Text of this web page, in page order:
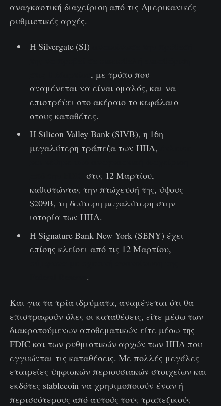
αναγκαστική διαχείριση από τις Αμερικανικές
ρυθμιστικές αρχές.
Η Silvergate (SI)
, με τρόπο που
αναμένεται να είναι ομαλός, και να
επιστρέψει στο ακέραιο το κεφάλαιο
στους καταθέτες.
Η Silicon Valley Bank (SIVB), η 16η
μεγαλύτερη τράπεζα των ΗΠΑ,
στις 12 Μαρτίου,
καθιστώντας την πτώχευσή της, ύψους
$209B, τη δεύτερη μεγαλύτερη στην
ιστορία των ΗΠΑ.
Η Signature Bank New York (SBNY) έχει
επίσης κλείσει από τις 12 Μαρτίου,
.
Και για τα τρία ιδρύματα, αναμένεται ότι θα
επιστραφούν όλες οι καταθέσεις, είτε μέσω των
διακρατούμενων αποθεματικών είτε μέσω της
FDIC και των ρυθμιστικών αρχών των ΗΠΑ που
εγγυώνται τις καταθέσεις. Με πολλές μεγάλες
εταιρείες ψηφιακών περιουσιακών στοιχείων και
εκδότες stablecoin να χρησιμοποιούν έναν ή
περισσότερους από αυτούς τους τραπεζικούς